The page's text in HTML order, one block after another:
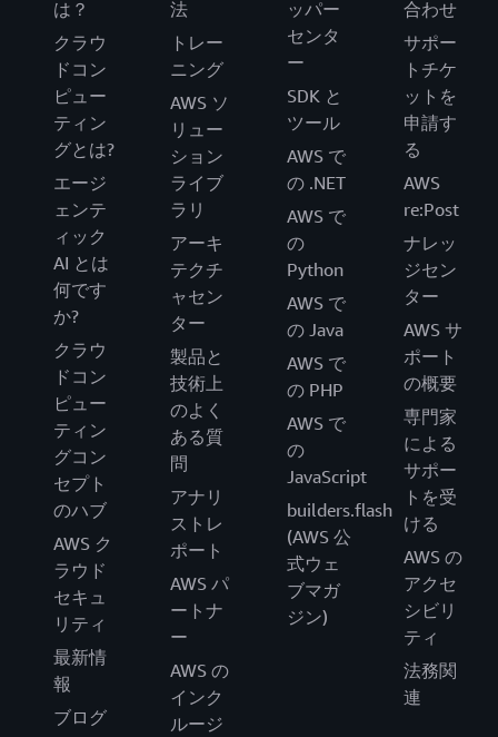
は？
クラウ
ドコン
ピュー
ティン
グとは?
エージ
ェンテ
ィック
AI とは
何です
か?
クラウ
ドコン
ピュー
ティン
グコン
セプト
のハブ
AWS ク
ラウド
セキュ
リティ
最新情
報
ブログ
法
トレー
ニング
AWS ソ
リュー
ション
ライブ
ラリ
アーキ
テクチ
ャセン
ター
製品と
技術上
のよく
ある質
問
アナリ
ストレ
ポート
AWS パ
ートナ
ー
AWS の
インク
ルージ
ッパー
センタ
ー
SDK と
ツール
AWS で
の .NET
AWS で
の
Python
AWS で
の Java
AWS で
の PHP
AWS で
の
JavaScript
builders.flash
(AWS 公
式ウェ
ブマガ
ジン)
合わせ
サポー
トチケ
ットを
申請す
る
AWS
re:Post
ナレッ
ジセン
ター
AWS サ
ポート
の概要
専門家
による
サポー
トを受
ける
AWS の
アクセ
シビリ
ティ
法務関
連